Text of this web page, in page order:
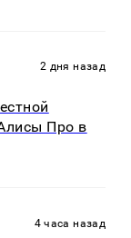
2 дня назад
Про в
4 часа назад